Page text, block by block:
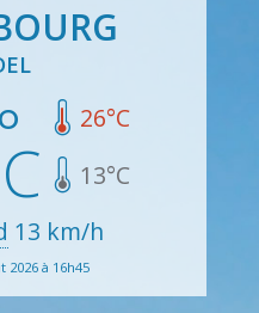
26°C
13°C
13 km/h
à 16h45